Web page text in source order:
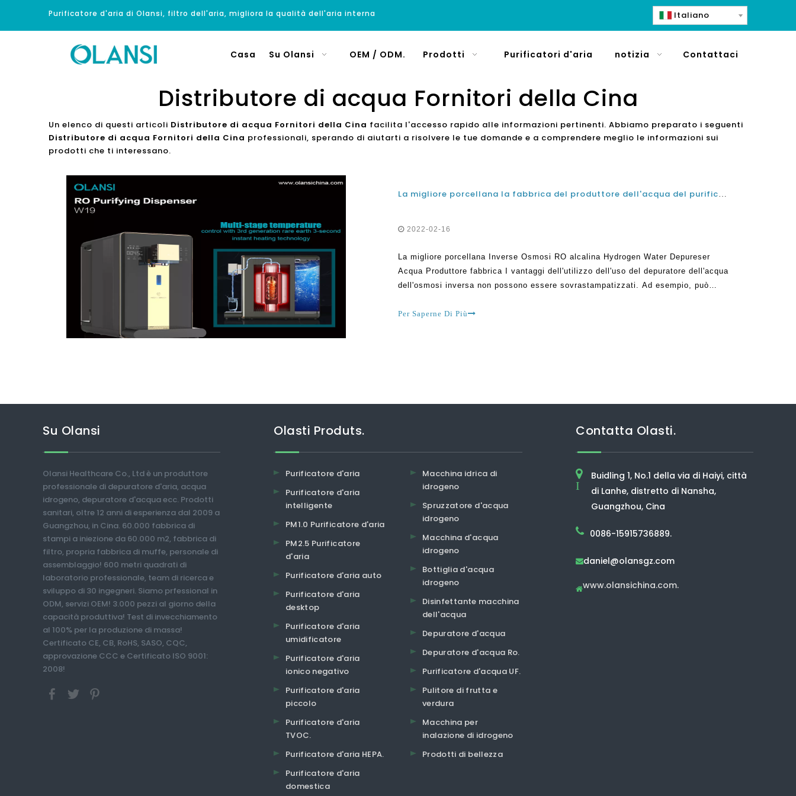
Purificatore d'aria di Olansi, filtro dell'aria, migliora la qualità dell'aria interna Italiano
Casa Su Olansi OEM / ODM. Prodotti Purificatori d'aria notizia Contattaci
Distributore di acqua Fornitori della Cina
Un elenco di questi articoli Distributore di acqua Fornitori della Cina facilita l'accesso rapido alle informazioni pertinenti. Abbiamo preparato i seguenti
Distributore di acqua Fornitori della Cina professionali, sperando di aiutarti a risolvere le tue domande e a comprendere meglio le informazioni sui
prodotti che ti interessano.
La migliore porcellana la fabbrica del produttore dell'acqua del purificatore dell'acqua del purificatore dell'acqua del purificatore dell'acqua dell'osmosi di RO alcalino fabbrica
2022-02-16
La migliore porcellana Inverse Osmosi RO alcalina Hydrogen Water Depureser
Acqua Produttore fabbrica I vantaggi dell'utilizzo dell'uso del depuratore dell'acqua
dell'osmosi inversa non possono essere sovrastampatizzati. Ad esempio, può
Per Saperne Di Più
Su Olansi
Olansi Healthcare Co., Ltd è un produttore
professionale di depuratore d'aria, acqua
idrogeno, depuratore d'acqua ecc. Prodotti
sanitari, oltre 12 anni di esperienza dal 2009 a
Guangzhou, in Cina. 60.000 fabbrica di
stampi a iniezione da 60.000 m2, fabbrica di
filtro, propria fabbrica di muffe, personale di
assemblaggio! 600 metri quadrati di
laboratorio professionale, team di ricerca e
sviluppo di 30 ingegneri. Siamo prfessional in
ODM, servizi OEM! 3.000 pezzi al giorno della
capacità produttiva! Test di invecchiamento
al 100% per la produzione di massa!
Certificato CE, CB, RoHS, SASO, CQC,
approvazione CCC e Certificato ISO 9001:
2008!
Olasti Produts.
Purificatore d'aria
Purificatore d'aria
intelligente
PM1.0 Purificatore d'aria
PM2.5 Purificatore
d'aria
Purificatore d'aria auto
Purificatore d'aria
desktop
Purificatore d'aria
umidificatore
Purificatore d'aria
ionico negativo
Purificatore d'aria
piccolo
Purificatore d'aria
TVOC.
Purificatore d'aria HEPA.
Purificatore d'aria
domestica
Macchina idrica di
idrogeno
Spruzzatore d'acqua
idrogeno
Macchina d'acqua
idrogeno
Bottiglia d'acqua
idrogeno
Disinfettante macchina
dell'acqua
Depuratore d'acqua
Depuratore d'acqua Ro.
Purificatore d'acqua UF.
Pulitore di frutta e
verdura
Macchina per
inalazione di idrogeno
Prodotti di bellezza
Contatta Olasti.
I
Buidling 1, No.1 della via di Haiyi, città
di Lanhe, distretto di Nansha,
Guangzhou, Cina
0086-15915736889.
daniel@olansgz.com
www.olansichina.com.